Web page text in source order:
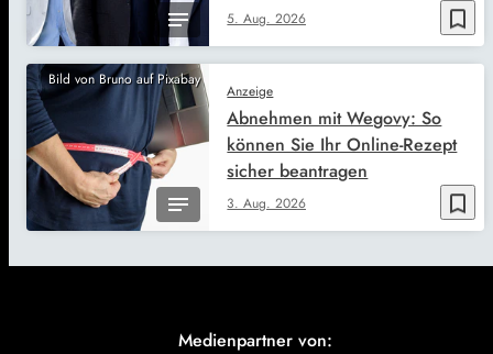
bookmark_border
5. Aug. 2026
Bild von Bruno auf Pixabay
bookmark_border
Anzeige
3. Aug. 2026
Abnehmen mit Wegovy: So
können Sie Ihr Online-Rezept
sicher beantragen
Medienpartner von: